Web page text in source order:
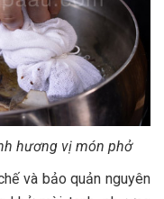
hương vị món phở
và bảo quản nguyên